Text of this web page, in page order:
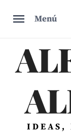
Menú
IDEAS,